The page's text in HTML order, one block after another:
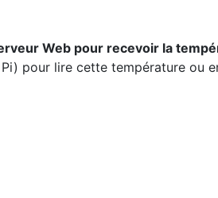
Web pour recevoir la
pour lire cette température ou